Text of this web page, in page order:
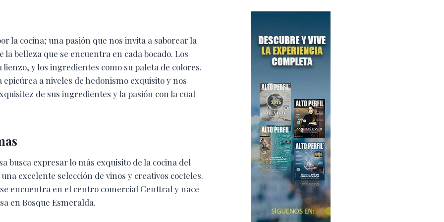
la cocina; una pasión que nos invita a saborear la
belleza que se encuentra en cada bocado. Los
y los ingredientes como su paleta de colores.
a niveles de hedonismo exquisito y nos
de sus ingredientes y la pasión con la cual
busca expresar lo más exquisito de la cocina del
excelente selección de vinos y creativos cocteles.
encuentra en el centro comercial Centtral y nace
en Bosque Esmeralda.